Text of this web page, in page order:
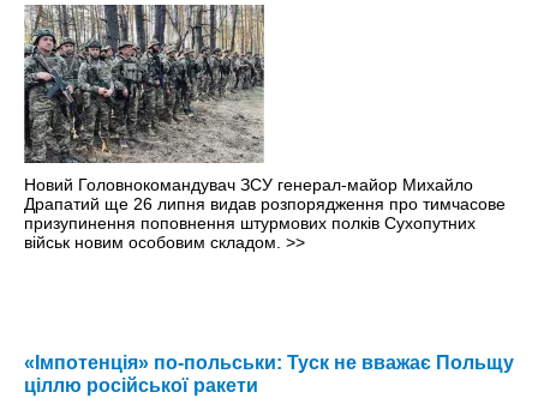
Новий Головнокомандувач ЗСУ генерал-майор Михайло
Драпатий ще 26 липня видав розпорядження про тимчасове
призупинення поповнення штурмових полків Сухопутних
військ новим особовим складом. >>
«Імпотенція» по-польськи: Туск не вважає Польщу
ціллю російської ракети